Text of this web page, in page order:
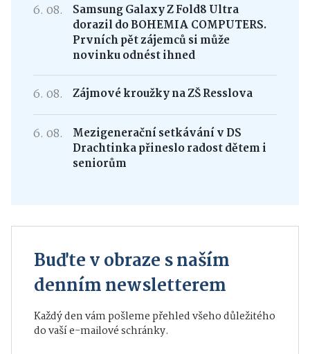
6. 08.
Samsung Galaxy Z Fold8 Ultra
dorazil do BOHEMIA COMPUTERS.
Prvních pět zájemců si může
novinku odnést ihned
6. 08. Zájmové kroužky na ZŠ Resslova
6. 08.
Mezigenerační setkávání v DS
Drachtinka přineslo radost dětem i
seniorům
Buďte v obraze s naším
denním newsletterem
Každý den vám pošleme přehled všeho důležitého
do vaší e-mailové schránky.